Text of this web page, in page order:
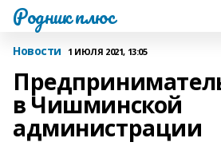
Родник плюс
Новости 1 ИЮЛЯ 2021, 13:05
в Чишминской
администрации